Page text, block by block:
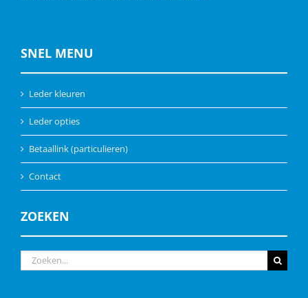
SNEL MENU
Leder kleuren
Leder opties
Betaallink (particulieren)
Contact
ZOEKEN
Zoeken
naar: